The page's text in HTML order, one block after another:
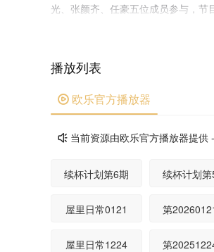
光、张颜齐、任豪五位成员参与，节
了抓鱼、砍柴等原生态生活，路透
播放列表
 欧乐官方播放器
 当前资源由欧乐官方播放器提供
续杯计划第6期 续杯计划第
屋里日常0121 第
屋里日常1224 第